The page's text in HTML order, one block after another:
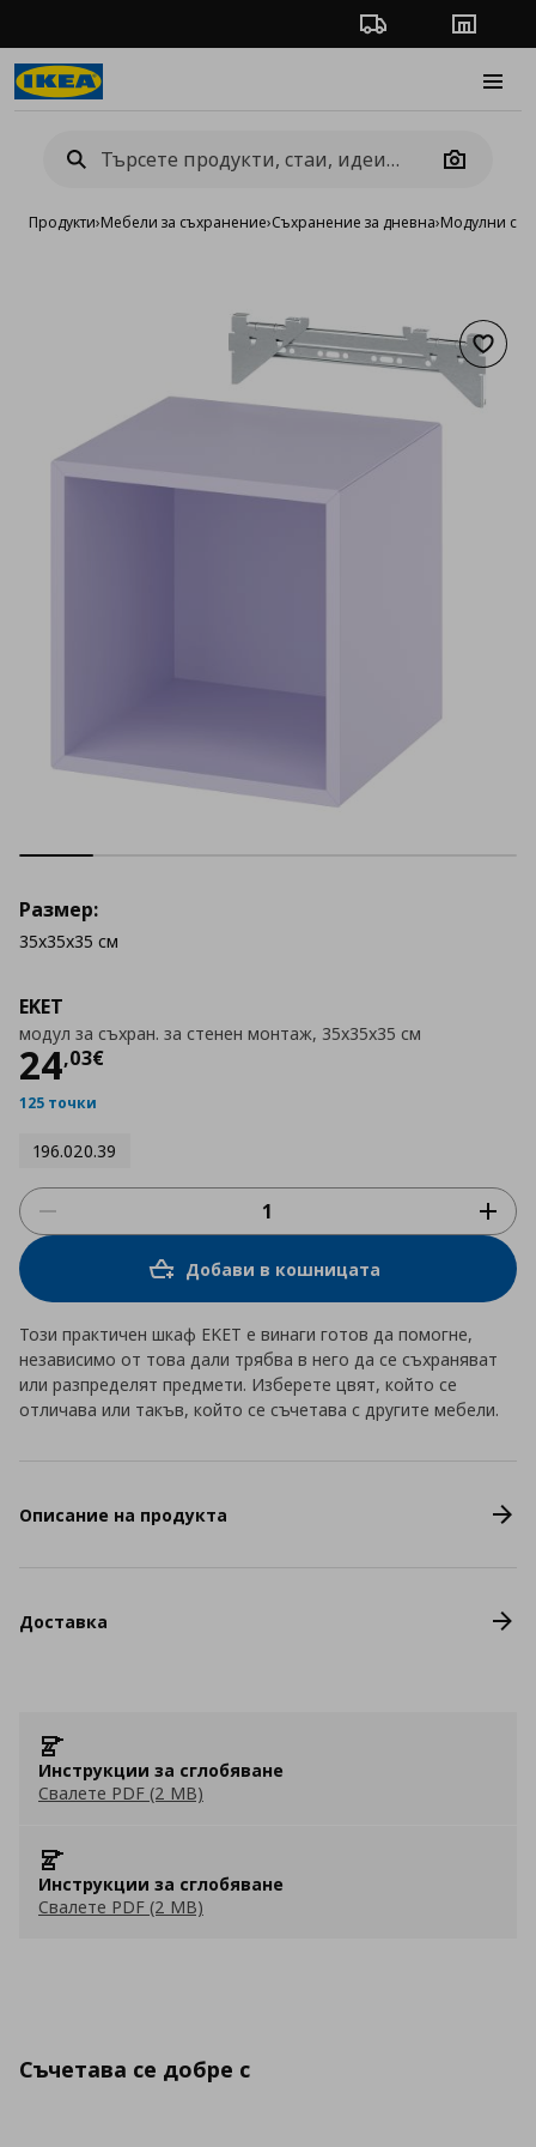
Проследяване на
Camera
Продукти›Мебели за съхранение›Съхранение за дневна›Модулни
EKET
модул за съхран. за стенен монтаж, 35x35x35 см
24,03€
Цена
125 точки
196.020.39
Размер:
35x35x35 см
Добави в кошницата
Този практичен шкаф EKET е винаги готов да помогне,
независимо от това дали трябва в него да се съхраняват
или разпределят предмети. Изберете цвят, който се
отличава или такъв, който се съчетава с другите мебели.
Описание на продукта
Доставка
Инструкции за сглобяване
Свалете PDF (2 MB)
Инструкции за сглобяване
Свалете PDF (2 MB)
Съчетава се добре с